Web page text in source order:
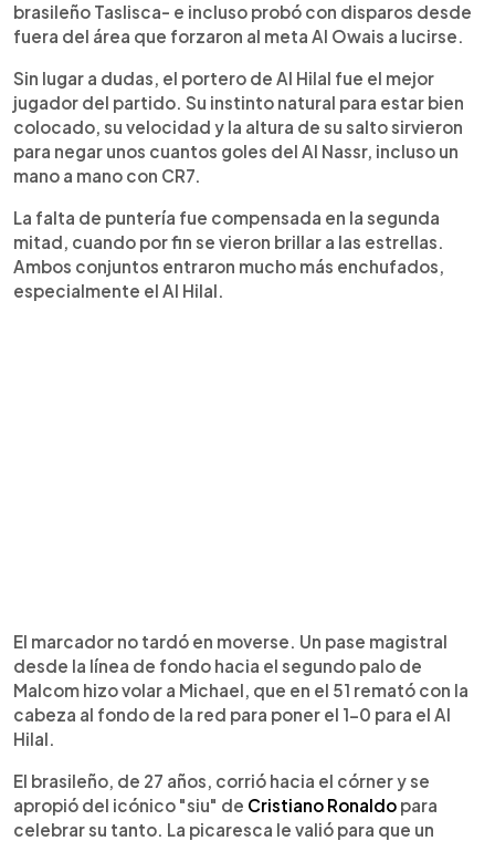
brasileño Taslisca- e incluso probó con disparos desde
fuera del área que forzaron al meta Al Owais a lucirse.
Sin lugar a dudas, el portero de Al Hilal fue el mejor
jugador del partido. Su instinto natural para estar bien
colocado, su velocidad y la altura de su salto sirvieron
para negar unos cuantos goles del Al Nassr, incluso un
mano a mano con CR7.
La falta de puntería fue compensada en la segunda
mitad, cuando por fin se vieron brillar a las estrellas.
Ambos conjuntos entraron mucho más enchufados,
especialmente el Al Hilal.
El marcador no tardó en moverse. Un pase magistral
desde la línea de fondo hacia el segundo palo de
Malcom hizo volar a Michael, que en el 51 remató con la
cabeza al fondo de la red para poner el 1-0 para el Al
Hilal.
El brasileño, de 27 años, corrió hacia el córner y se
apropió del icónico "siu" de Cristiano Ronaldo para
celebrar su tanto. La picaresca le valió para que un